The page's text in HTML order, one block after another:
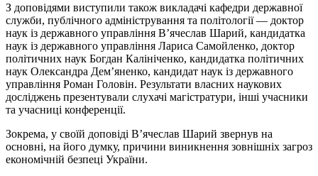
З доповідями виступили також викладачі кафедри державної
служби, публічного адміністрування та політології — доктор
наук із державного управління В’ячеслав Шарий, кандидатка
наук із державного управління Лариса Самойленко, доктор
політичних наук Богдан Калініченко, кандидатка політичних
наук Олександра Дем’яненко, кандидат наук із державного
управління Роман Головін. Результати власних наукових
досліджень презентували слухачі магістратури, інші учасники
та учасниці конференції.
Зокрема, у своїй доповіді В’ячеслав Шарий звернув на
основні, на його думку, причини виникнення зовнішніх загроз
економічній безпеці України.